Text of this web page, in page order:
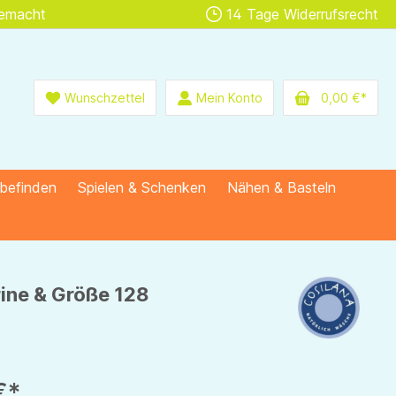
14 Tage Widerrufsrecht
Wunschzettel Mein Konto 0,00 €*
Spielen & Schenken
Nähen & Basteln
& Größe 128